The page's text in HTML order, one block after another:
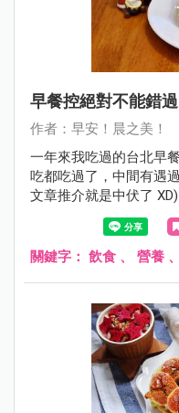
早餐控絕對不能錯
作者：早安！晨之美！
一年來我吃過的台北早
吃都吃過了，中間有遇
文章推介就是中伏了
店。你可能會發現我選
大概是吃過很浮誇很話
可靠最長久喔。
關鍵字： 飲食 、 營養 、